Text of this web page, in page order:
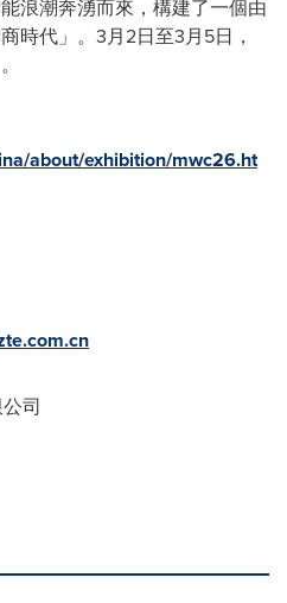
浪潮奔湧而來，構建了一個由
時代」。3月2日至3月5日，
about/exhibition/mwc26.ht
司